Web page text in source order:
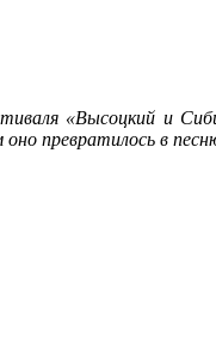
«Высоцкий и
превратилось в